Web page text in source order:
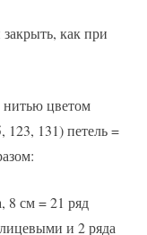
как при
цветом
123, 131) петель =
8 см = 21 ряд
и 2 ряда